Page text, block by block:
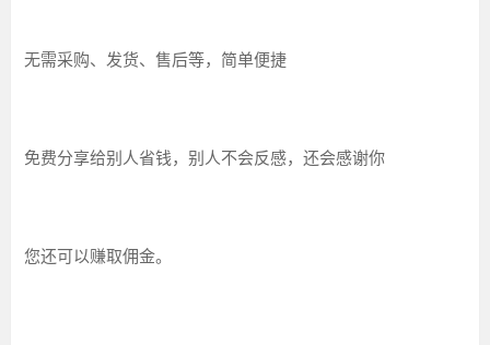
无需采购、发货、售后等，简单便捷
免费分享给别人省钱，别人不会反感，还会感谢你
您还可以赚取佣金。